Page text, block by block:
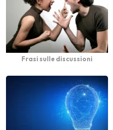
Frasi sulle discussioni